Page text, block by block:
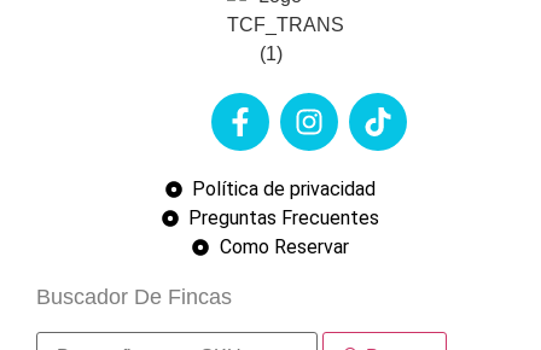
Política de privacidad
Preguntas Frecuentes
Como Reservar
Buscador De Fincas